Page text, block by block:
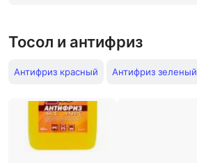
Тосол и антифриз
Антифриз красный Антифриз зеленый